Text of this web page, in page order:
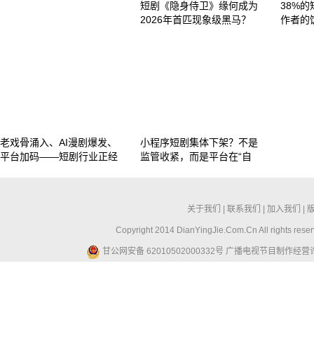
短剧《隐身侍卫》缘何成为
2026年首匹现象级黑马？
38%的
作者的
老戏骨涌入、AI漫剧爆发、
平台加码——短剧行业正经
小程序短剧集体下架？不是
监管收紧，而是平台在“自
关于我们 联系我们 加入我们
Copyright 2014 DianYingJie.Com.Cn All rights
甘公网安备 62010502000332号 广播电视节目制作经